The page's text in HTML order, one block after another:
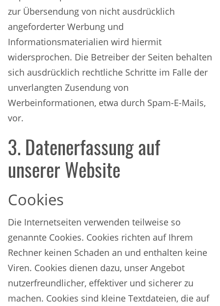
zur Übersendung von nicht ausdrücklich
angeforderter Werbung und
Informationsmaterialien wird hiermit
widersprochen. Die Betreiber der Seiten behalten
sich ausdrücklich rechtliche Schritte im Falle der
unverlangten Zusendung von
Werbeinformationen, etwa durch Spam-E-Mails,
vor.
3. Datenerfassung auf
unserer Website
Cookies
Die Internetseiten verwenden teilweise so
genannte Cookies. Cookies richten auf Ihrem
Rechner keinen Schaden an und enthalten keine
Viren. Cookies dienen dazu, unser Angebot
nutzerfreundlicher, effektiver und sicherer zu
machen. Cookies sind kleine Textdateien, die auf